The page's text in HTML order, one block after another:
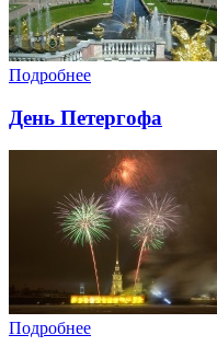
Подробнее
День Петергофа
Подробнее